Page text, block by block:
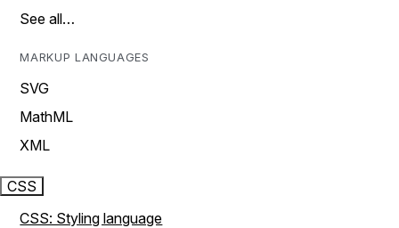
See all…
MARKUP LANGUAGES
SVG
MathML
XML
CSS
CSS: Styling language